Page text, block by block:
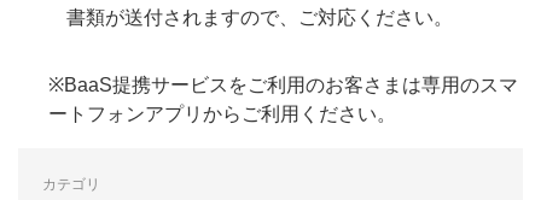
書類が送付されますので、ご対応ください。
※BaaS提携サービスをご利用のお客さまは専用のスマ
ートフォンアプリからご利用ください。
カテゴリ